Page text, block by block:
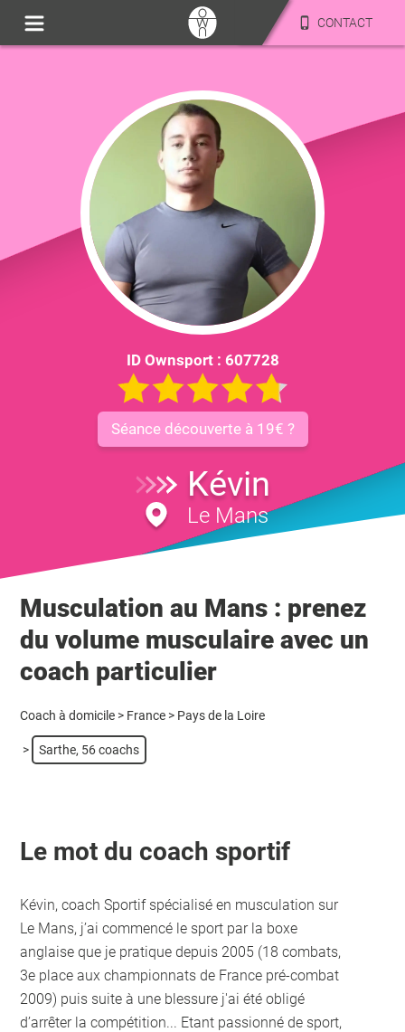
CONTACT
ID Ownsport : 607728
Séance découverte à 19€ ?
Kévin
Le Mans
Musculation au Mans : prenez
du volume musculaire avec un
coach particulier
Coach à domicile > France > Pays de la Loire
> Sarthe, 56 coachs
Le mot du coach sportif
Kévin, coach Sportif spécialisé en musculation sur
Le Mans, j’ai commencé le sport par la boxe
anglaise que je pratique depuis 2005 (18 combats,
3e place aux championnats de France pré-combat
2009) puis suite à une blessure j'ai été obligé
d’arrêter la compétition... Etant passionné de sport,